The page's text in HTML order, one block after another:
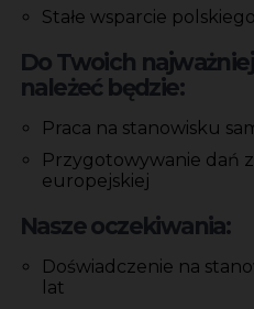
Stałe wsparcie
Do Twoich
należeć będzie:
Praca na stanowisku
Przygotowywanie dań
europejskiej
Nasze oczekiwania:
Doświadczenie na
lat